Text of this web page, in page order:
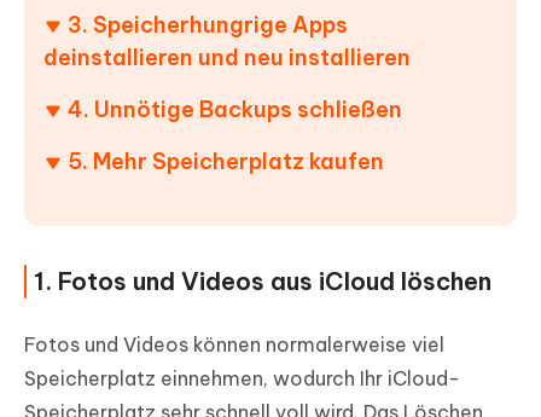
3. Speicherhungrige Apps
deinstallieren und neu installieren
4. Unnötige Backups schließen
5. Mehr Speicherplatz kaufen
1. Fotos und Videos aus iCloud löschen
Fotos und Videos können normalerweise viel
Speicherplatz einnehmen, wodurch Ihr iCloud-
Speicherplatz sehr schnell voll wird. Das Löschen